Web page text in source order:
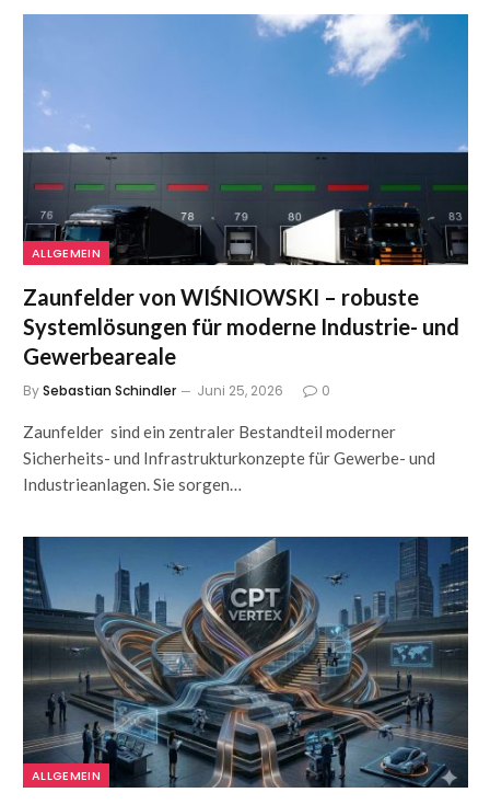
ALLGEMEIN
Zaunfelder von WIŚNIOWSKI – robuste
Systemlösungen für moderne Industrie- und
Gewerbeareale
BySebastian Schindler Juni 25, 2026 0
Zaunfelder sind ein zentraler Bestandteil moderner
Sicherheits- und Infrastrukturkonzepte für Gewerbe- und
Industrieanlagen. Sie sorgen…
ALLGEMEIN